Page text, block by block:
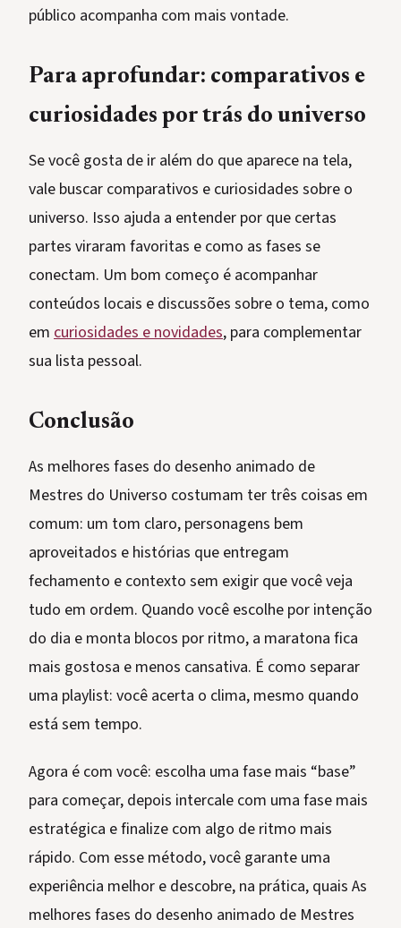
público acompanha com mais vontade.
Para aprofundar: comparativos e
curiosidades por trás do universo
Se você gosta de ir além do que aparece na tela,
vale buscar comparativos e curiosidades sobre o
universo. Isso ajuda a entender por que certas
partes viraram favoritas e como as fases se
conectam. Um bom começo é acompanhar
conteúdos locais e discussões sobre o tema, como
em curiosidades e novidades, para complementar
sua lista pessoal.
Conclusão
As melhores fases do desenho animado de
Mestres do Universo costumam ter três coisas em
comum: um tom claro, personagens bem
aproveitados e histórias que entregam
fechamento e contexto sem exigir que você veja
tudo em ordem. Quando você escolhe por intenção
do dia e monta blocos por ritmo, a maratona fica
mais gostosa e menos cansativa. É como separar
uma playlist: você acerta o clima, mesmo quando
está sem tempo.
Agora é com você: escolha uma fase mais “base”
para começar, depois intercale com uma fase mais
estratégica e finalize com algo de ritmo mais
rápido. Com esse método, você garante uma
experiência melhor e descobre, na prática, quais As
melhores fases do desenho animado de Mestres